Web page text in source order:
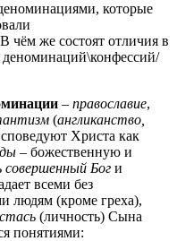
которые
чём же состоят отличия в
деноминаций\конфессий/
– православие,
(англиканство,
Христа как
– божественную и
совершенный Бог и
всеми без
людям (кроме греха),
(личность) Сына
понятиями: